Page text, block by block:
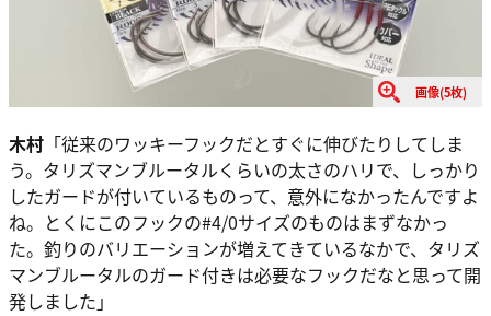
画像(5枚)
木村 「従来のワッキーフックだとすぐに伸びたりしてしま
う。タリズマンブルータルくらいの太さのハリで、しっかり
したガードが付いているものって、意外になかったんですよ
ね。とくにこのフックの#4/0サイズのものはまずなかっ
た。釣りのバリエーションが増えてきているなかで、タリズ
マンブルータルのガード付きは必要なフックだなと思って開
発しました」